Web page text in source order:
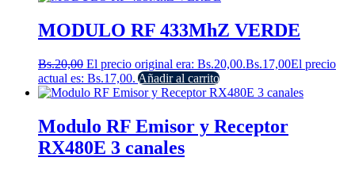
MODULO RF 433MhZ VERDE
Bs.20,00 El precio original era: Bs.20,00.Bs.17,00El precio
actual es: Bs.17,00. Añadir al carrito
Modulo RF Emisor y Receptor
RX480E 3 canales